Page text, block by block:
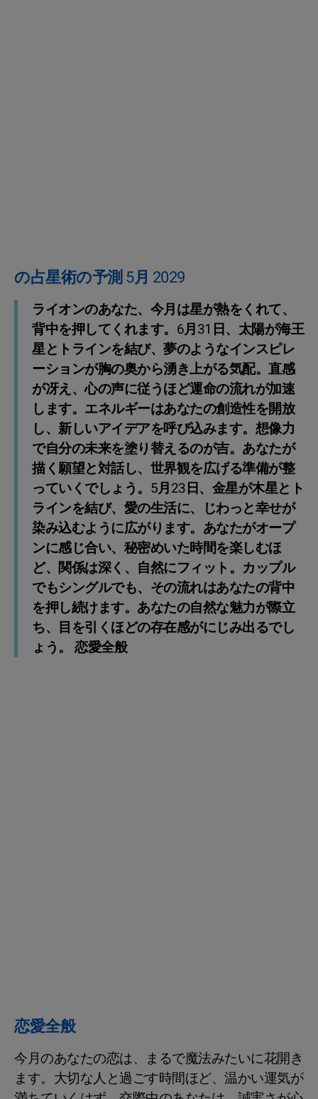
の占星術の予測 5月 2029
ライオンのあなた、今月は星が熱をくれて、
背中を押してくれます。6月31日、太陽が海王
星とトラインを結び、夢のようなインスピレ
ーションが胸の奥から湧き上がる気配。直感
が冴え、心の声に従うほど運命の流れが加速
します。エネルギーはあなたの創造性を開放
し、新しいアイデアを呼び込みます。想像力
で自分の未来を塗り替えるのが吉。あなたが
描く願望と対話し、世界観を広げる準備が整
っていくでしょう。5月23日、金星が木星とト
ラインを結び、愛の生活に、じわっと幸せが
染み込むように広がります。あなたがオープ
ンに感じ合い、秘密めいた時間を楽しむほ
ど、関係は深く、自然にフィット。カップル
でもシングルでも、その流れはあなたの背中
を押し続けます。あなたの自然な魅力が際立
ち、目を引くほどの存在感がにじみ出るでし
ょう。 恋愛全般
恋愛全般
今月のあなたの恋は、まるで魔法みたいに花開き
ます。大切な人と過ごす時間ほど、温かい運気が